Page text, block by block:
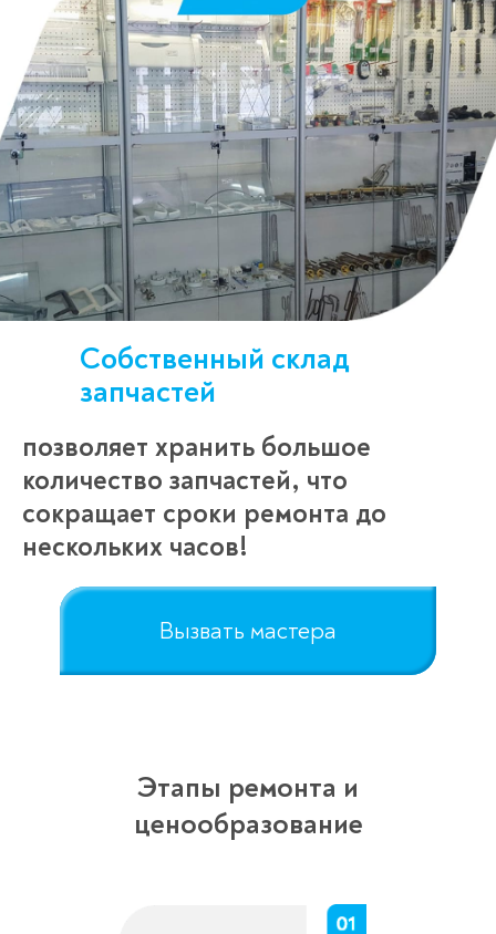
Собственный склад
запчастей
позволяет хранить большое
количество запчастей, что
сокращает сроки ремонта до
нескольких часов!
Вызвать мастера
Этапы ремонта и
ценообразование